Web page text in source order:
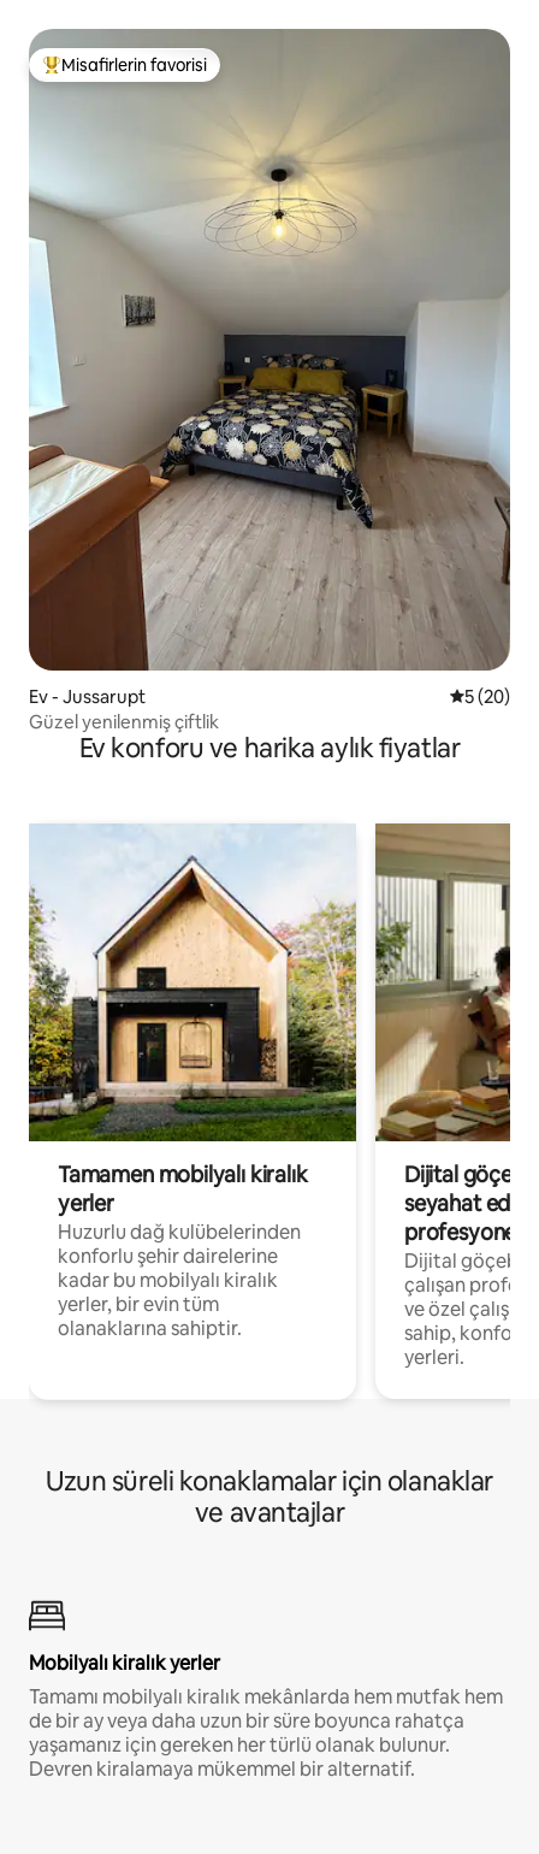
Misafirlerin favorilerinden en beğenilenler arasında
Misafirlerin favorisi
Ev - Jussarupt 55 (20)
Güzel yenilenmiş çiftlik
Ev konforu ve harika aylık fiyatlar
Tamamen mobilyalı kiralık
yerler
Huzurlu dağ kulübelerinden
konforlu şehir dairelerine
kadar bu mobilyalı kiralık
yerler, bir evin tüm
olanaklarına sahiptir.
Dijital
seyahat eden
Dijital
çalışan
ve özel
sahip,
yerleri.
Uzun süreli konaklamalar için olanaklar
ve avantajlar
Mobilyalı kiralık yerler
Tamamı mobilyalı kiralık mekânlarda hem mutfak hem
de bir ay veya daha uzun bir süre boyunca rahatça
yaşamanız için gereken her türlü olanak bulunur.
Devren kiralamaya mükemmel bir alternatif.